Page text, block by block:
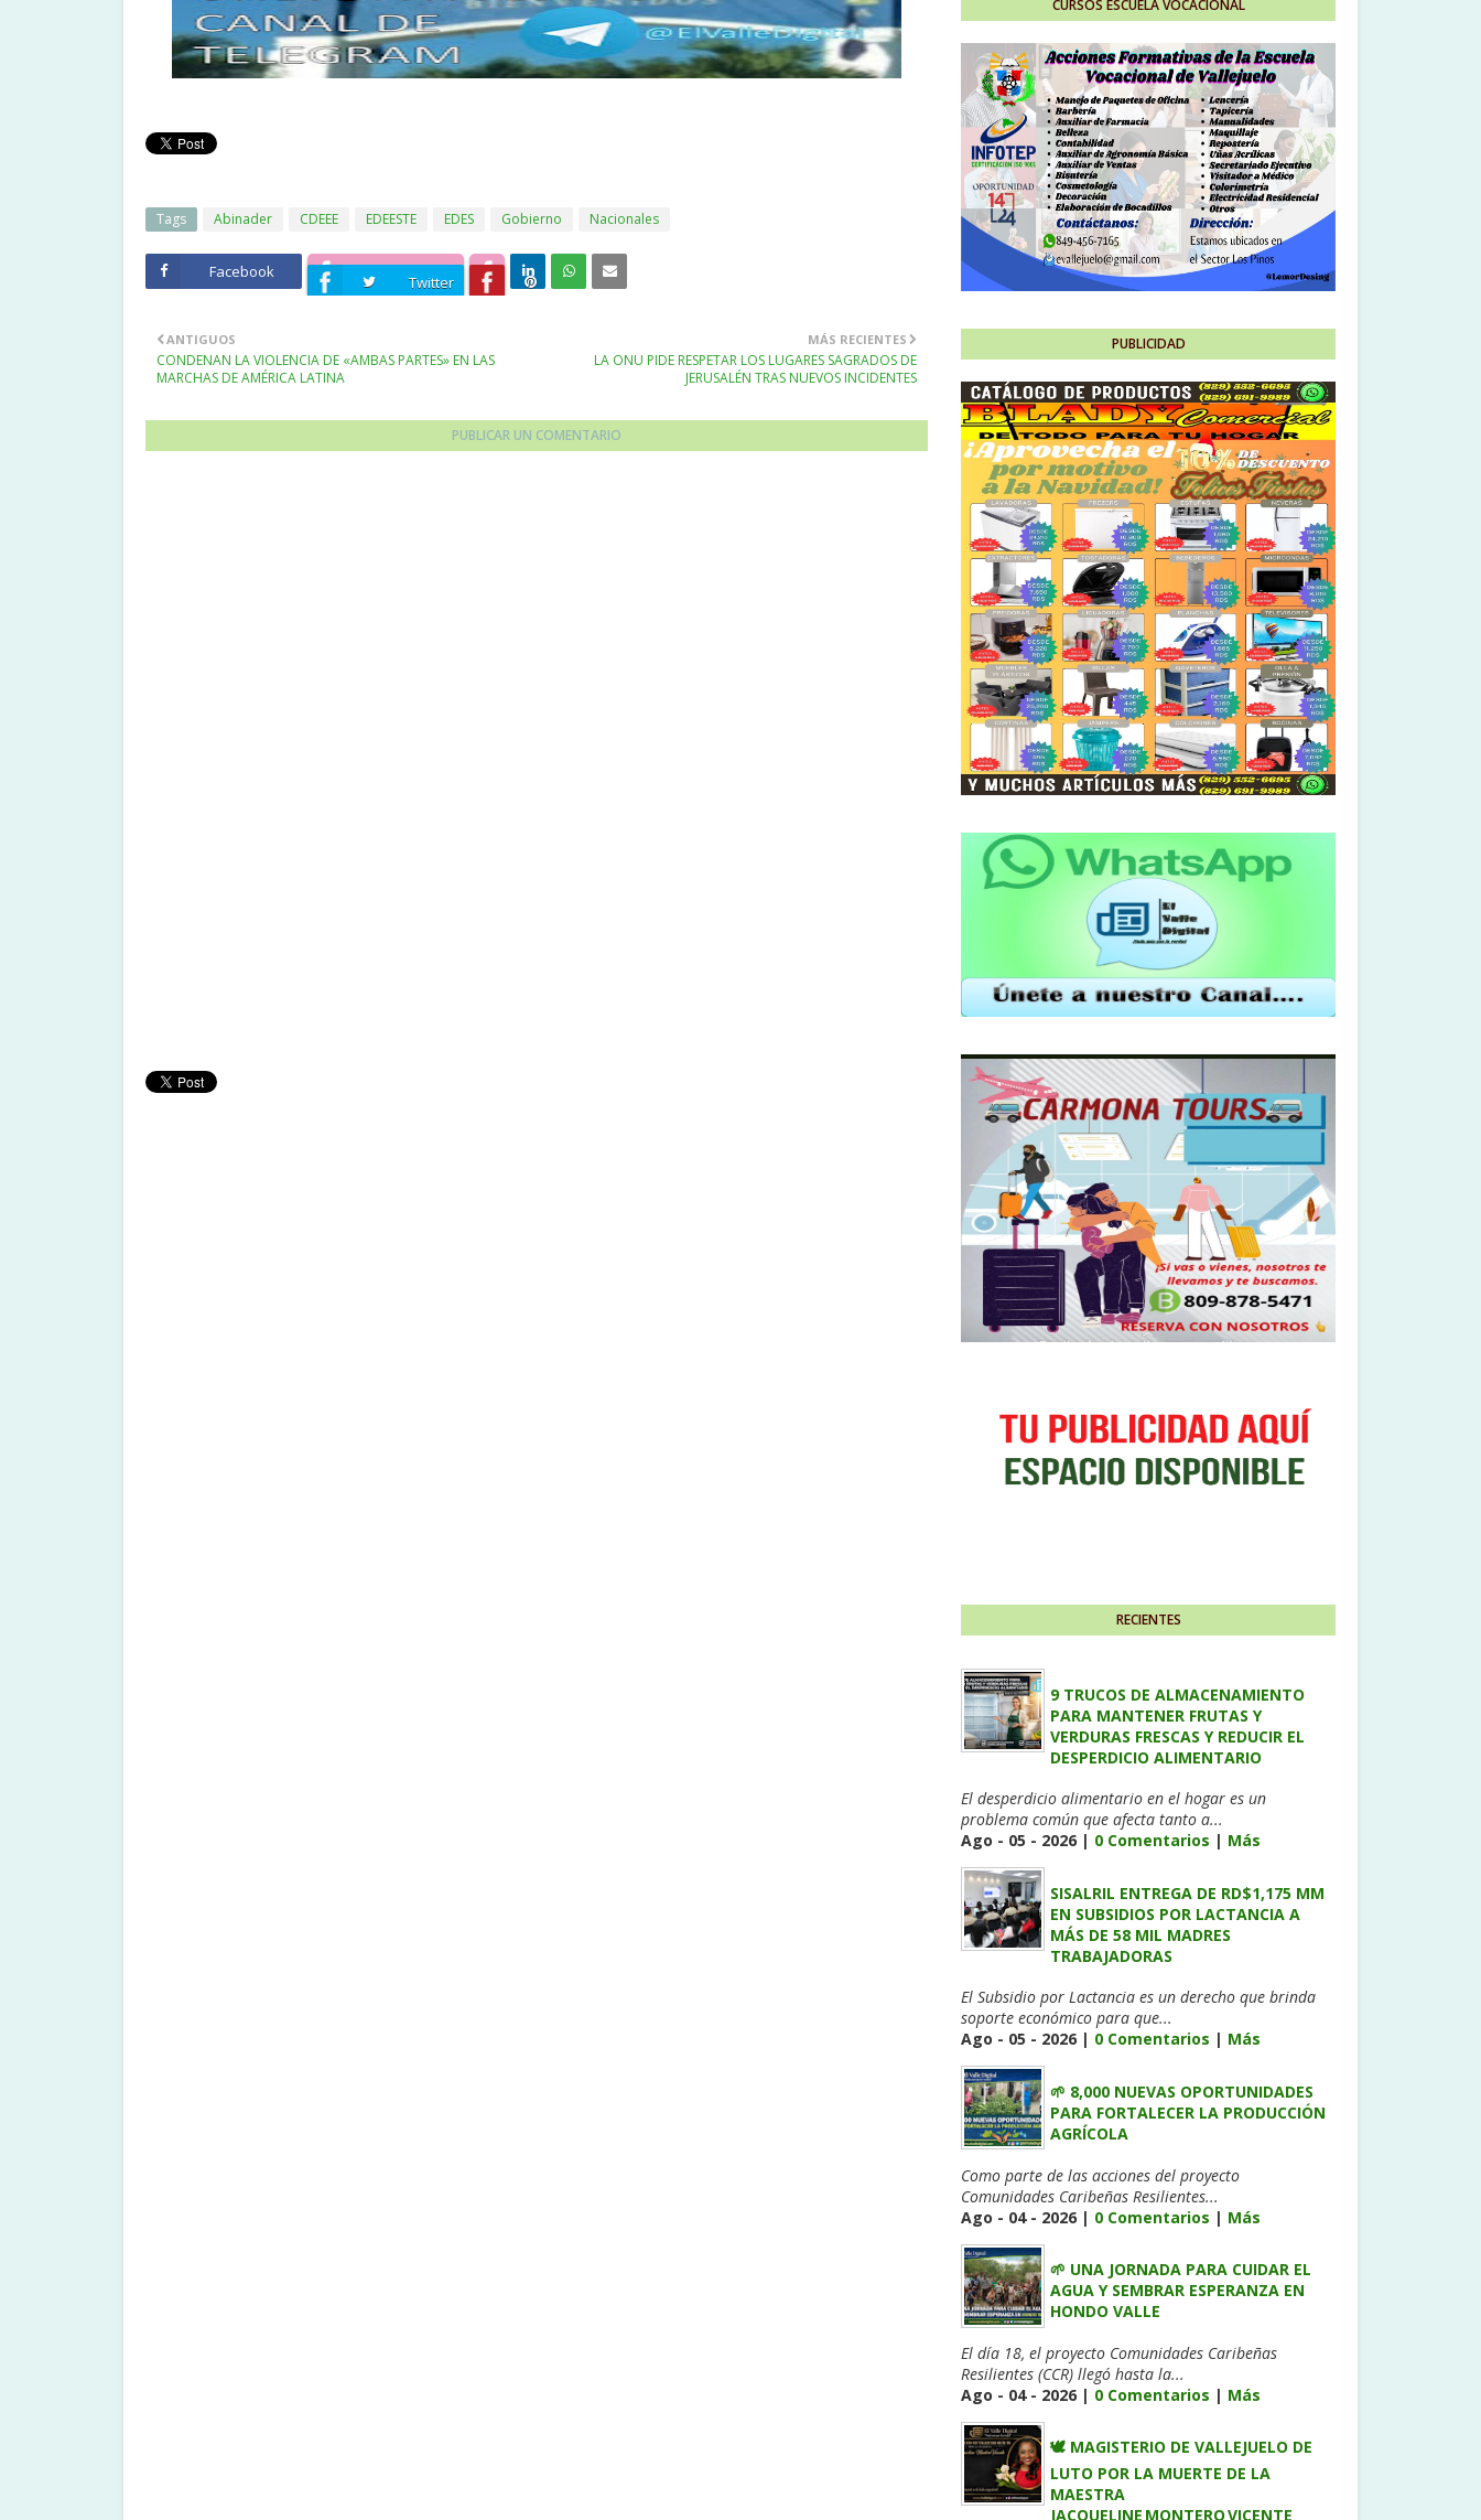
Tags Abinader CDEEE EDEESTE EDES Gobierno Nacionales
Facebook
Twitter
MÁS RECIENTES
LA ONU PIDE RESPETAR LOS LUGARES SAGRADOS DE
JERUSALÉN TRAS NUEVOS INCIDENTES
ANTIGUOS
CONDENAN LA VIOLENCIA DE «AMBAS PARTES» EN LAS
MARCHAS DE AMÉRICA LATINA
PUBLICAR UN COMENTARIO
CURSOS ESCUELA VOCACIONAL
PUBLICIDAD
RECIENTES
9 TRUCOS DE ALMACENAMIENTO
PARA MANTENER FRUTAS Y
VERDURAS FRESCAS Y REDUCIR EL
DESPERDICIO ALIMENTARIO
El desperdicio alimentario en el hogar es un
problema común que afecta tanto a...
Ago - 05 - 2026 | 0 Comentarios | Más
SISALRIL ENTREGA DE RD$1,175 MM
EN SUBSIDIOS POR LACTANCIA A
MÁS DE 58 MIL MADRES
TRABAJADORAS
El Subsidio por Lactancia es un derecho que brinda
soporte económico para que...
Ago - 05 - 2026 | 0 Comentarios | Más
🌱 8,000 NUEVAS OPORTUNIDADES
PARA FORTALECER LA PRODUCCIÓN
AGRÍCOLA
Como parte de las acciones del proyecto
Comunidades Caribeñas Resilientes...
Ago - 04 - 2026 | 0 Comentarios | Más
🌱 UNA JORNADA PARA CUIDAR EL
AGUA Y SEMBRAR ESPERANZA EN
HONDO VALLE
El día 18, el proyecto Comunidades Caribeñas
Resilientes (CCR) llegó hasta la...
Ago - 04 - 2026 | 0 Comentarios | Más
🕊️ MAGISTERIO DE VALLEJUELO DE
LUTO POR LA MUERTE DE LA
MAESTRA
JACQUELINE MONTERO VICENTE